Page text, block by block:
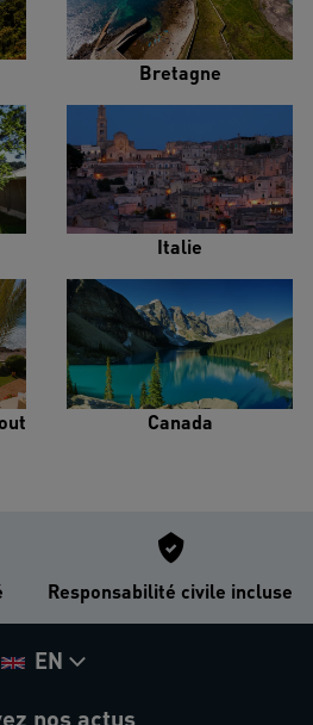
Bretagne
Italie
Canada
Responsabilité civile incluse
EN
nos actus